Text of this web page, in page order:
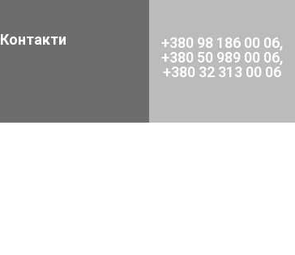
Контакти
+380 98 186 00 06,
+380 50 989 00 06,
+380 32 313 00 06